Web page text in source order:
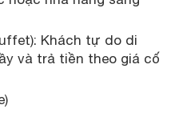
Khách tự do di
và trả tiền theo giá cố